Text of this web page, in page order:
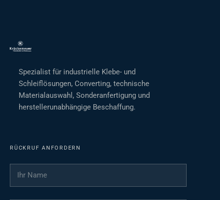
Spezialist für industrielle Klebe- und
Schleiflösungen, Converting, technische
Materialauswahl, Sonderanfertigung und
herstellerunabhängige Beschaffung.
RÜCKRUF ANFORDERN
Ihr Name